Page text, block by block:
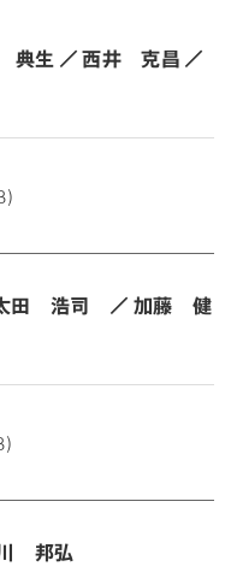
生 ／ 西井 克昌 ／
田 浩司 ／ 加藤 健
邦弘